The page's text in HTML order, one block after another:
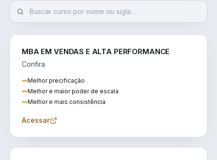
MBA EM VENDAS E ALTA PERFORMANCE
Confira
Melhor precificação
Melhor e maior poder de escala
Melhor e mais consistência
Acessar